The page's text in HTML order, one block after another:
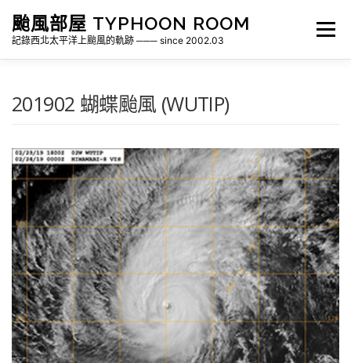
颱風部屋 TYPHOON ROOM
記錄西北太平洋上颱風的軌跡 ─── since 2002.03
選單
各地瞬間風速紀錄 侵台颱風新聞剪報 氣象相關資源
201902 蝴蝶颱風 (WUTIP)